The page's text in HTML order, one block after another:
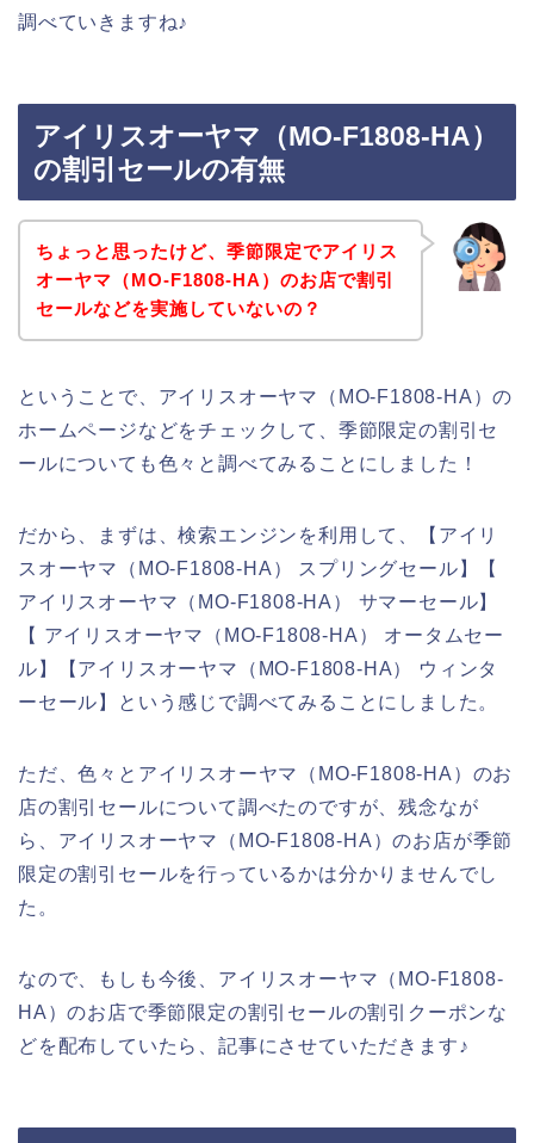
調べていきますね♪
アイリスオーヤマ（MO-F1808-HA）
の割引セールの有無
ちょっと思ったけど、季節限定でアイリス
オーヤマ（MO-F1808-HA）のお店で割引
セールなどを実施していないの？
ということで、アイリスオーヤマ（MO-F1808-HA）の
ホームページなどをチェックして、季節限定の割引セ
ールについても色々と調べてみることにしました！
だから、まずは、検索エンジンを利用して、【アイリ
スオーヤマ（MO-F1808-HA） スプリングセール】【
アイリスオーヤマ（MO-F1808-HA） サマーセール】
【 アイリスオーヤマ（MO-F1808-HA） オータムセー
ル】【アイリスオーヤマ（MO-F1808-HA） ウィンタ
ーセール】という感じで調べてみることにしました。
ただ、色々とアイリスオーヤマ（MO-F1808-HA）のお
店の割引セールについて調べたのですが、残念なが
ら、アイリスオーヤマ（MO-F1808-HA）のお店が季節
限定の割引セールを行っているかは分かりませんでし
た。
なので、もしも今後、アイリスオーヤマ（MO-F1808-
HA）のお店で季節限定の割引セールの割引クーポンな
どを配布していたら、記事にさせていただきます♪